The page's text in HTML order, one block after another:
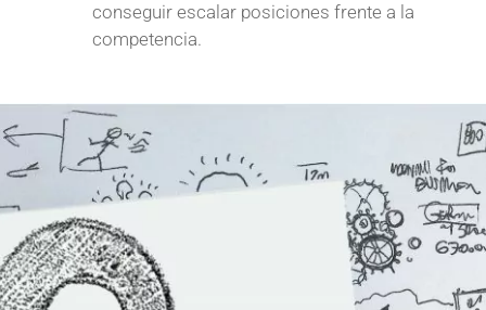
conseguir escalar posiciones frente a la
competencia.